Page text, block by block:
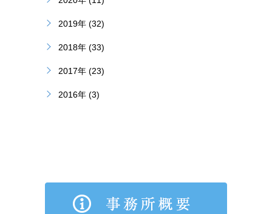
2019年 (32)
2018年 (33)
2017年 (23)
2016年 (3)